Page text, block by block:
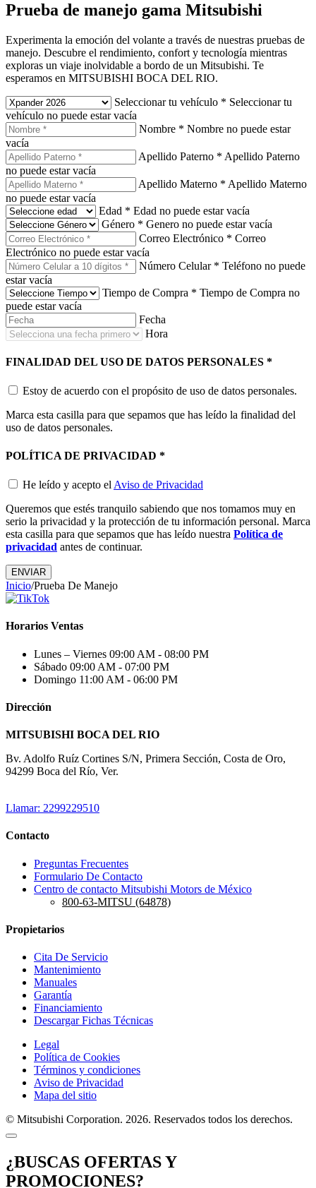
Prueba de manejo gama Mitsubishi
Experimenta la emoción del volante a través de nuestras pruebas de
manejo. Descubre el rendimiento, confort y tecnología mientras
exploras un viaje inolvidable a bordo de un Mitsubishi. Te
esperamos en MITSUBISHI BOCA DEL RIO.
Seleccionar tu vehículo * Seleccionar tu
vehículo no puede estar vacía
Nombre * Nombre no puede estar
vacía
Apellido Paterno * Apellido Paterno
no puede estar vacía
Apellido Materno * Apellido Materno
no puede estar vacía
Edad * Edad no puede estar vacía
Género * Genero no puede estar vacía
Correo Electrónico * Correo
Electrónico no puede estar vacía
Número Celular * Teléfono no puede
estar vacía
Tiempo de Compra * Tiempo de Compra no
puede estar vacía
Fecha
Hora
FINALIDAD DEL USO DE DATOS PERSONALES *
Estoy de acuerdo con el propósito de uso de datos personales.
Marca esta casilla para que sepamos que has leído la finalidad del
uso de datos personales.
POLÍTICA DE PRIVACIDAD *
He leído y acepto el Aviso de Privacidad
Queremos que estés tranquilo sabiendo que nos tomamos muy en
serio la privacidad y la protección de tu información personal. Marca
esta casilla para que sepamos que has leído nuestra Política de
privacidad antes de continuar.
ENVIAR
Inicio/Prueba De Manejo
Horarios Ventas
Lunes – Viernes 09:00 AM - 08:00 PM
Sábado 09:00 AM - 07:00 PM
Domingo 11:00 AM - 06:00 PM
Dirección
MITSUBISHI BOCA DEL RIO
Bv. Adolfo Ruíz Cortines S/N, Primera Sección, Costa de Oro,
94299 Boca del Río, Ver.
Llamar: 2299229510
Contacto
Preguntas Frecuentes
Formulario De Contacto
Centro de contacto Mitsubishi Motors de México
800-63-MITSU (64878)
Propietarios
Cita De Servicio
Mantenimiento
Manuales
Garantía
Financiamiento
Descargar Fichas Técnicas
Legal
Política de Cookies
Términos y condiciones
Aviso de Privacidad
Mapa del sitio
© Mitsubishi Corporation. 2026. Reservados todos los derechos.
¿BUSCAS OFERTAS Y
PROMOCIONES?